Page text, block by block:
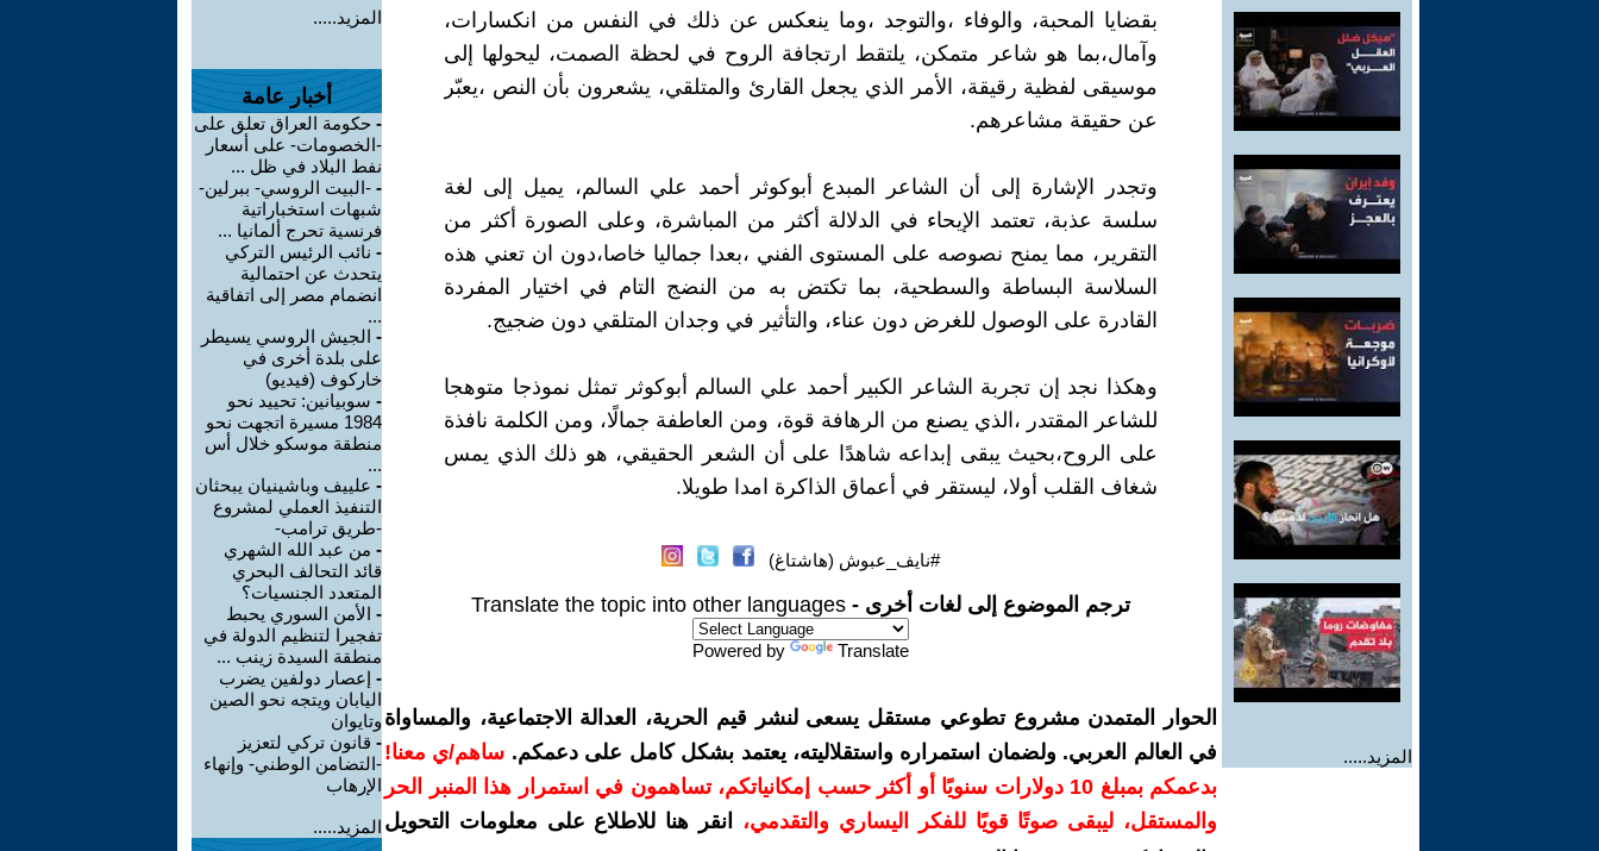
المزيد.....
بقضايا المحبة، والوفاء ،والتوجد ،وما ينعكس عن ذلك في النفس من انكسارات،
وآمال،بما هو شاعر متمكن، يلتقط ارتجافة الروح في لحظة الصمت، ليحولها إلى
موسيقى لفظية رقيقة، الأمر الذي يجعل القارئ والمتلقي، يشعرون بأن النص ،يعبّر
عن حقيقة مشاعرهم.
وتجدر الإشارة إلى أن الشاعر المبدع أبوكوثر أحمد علي السالم، يميل إلى لغة
سلسة عذبة، تعتمد الإيحاء في الدلالة أكثر من المباشرة، وعلى الصورة أكثر من
التقرير، مما يمنح نصوصه على المستوى الفني ،بعدا جماليا خاصا،دون ان تعني هذه
السلاسة البساطة والسطحية، بما تكتض به من النضج التام في اختيار المفردة
القادرة على الوصول للغرض دون عناء، والتأثير في وجدان المتلقي دون ضجيج.
وهكذا نجد إن تجربة الشاعر الكبير أحمد علي السالم أبوكوثر تمثل نموذجا متوهجا
للشاعر المقتدر ،الذي يصنع من الرهافة قوة، ومن العاطفة جمالًا، ومن الكلمة نافذة
على الروح،بحيث يبقى إبداعه شاهدًا على أن الشعر الحقيقي، هو ذلك الذي يمس
شغاف القلب أولا، ليستقر في أعماق الذاكرة امدا طويلا.
#نايف_عبوش (هاشتاغ)
ترجم الموضوع إلى لغات أخرى - Translate the topic into other languages
Powered by Translate
الحوار المتمدن مشروع تطوعي مستقل يسعى لنشر قيم الحرية، العدالة الاجتماعية، والمساواة
في العالم العربي. ولضمان استمراره واستقلاليته، يعتمد بشكل كامل على دعمكم. ساهم/ي معنا!
بدعمكم بمبلغ 10 دولارات سنويًا أو أكثر حسب إمكانياتكم، تساهمون في استمرار هذا المنبر الحر
والمستقل، ليبقى صوتًا قويًا للفكر اليساري والتقدمي،
انقر هنا للاطلاع على معلومات التحويل
المزيد.....
أخبار عامة
- حكومة العراق تعلق على
-الخصومات- على أسعار
نفط البلاد في ظل ...
- -البيت الروسي- ببرلين-
شبهات استخباراتية
فرنسية تحرج ألمانيا ...
- نائب الرئيس التركي
يتحدث عن احتمالية
انضمام مصر إلى اتفاقية
...
- الجيش الروسي يسيطر
على بلدة أخرى في
خاركوف (فيديو)
- سوبيانين: تحييد نحو
1984 مسيرة اتجهت نحو
منطقة موسكو خلال أس
...
- علييف وباشينيان يبحثان
التنفيذ العملي لمشروع
-طريق ترامب-
- من عبد الله الشهري
قائد التحالف البحري
المتعدد الجنسيات؟
- الأمن السوري يحبط
تفجيرا لتنظيم الدولة في
منطقة السيدة زينب ...
- إعصار دولفين يضرب
اليابان ويتجه نحو الصين
وتايوان
- قانون تركي لتعزيز
-التضامن الوطني- وإنهاء
الإرهاب
المزيد.....